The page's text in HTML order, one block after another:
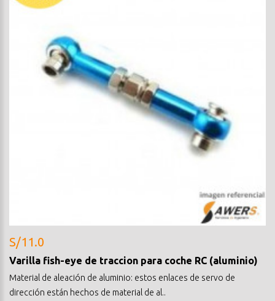
S/11.0
Varilla fish-eye de traccion para coche RC (aluminio)
Material de aleación de aluminio: estos enlaces de servo de
dirección están hechos de material de al..